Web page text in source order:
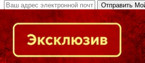
Кто есть кто в Байкальском регионе